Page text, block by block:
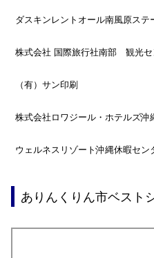
ダスキンレントオール南風原ステ
株式会社 国際旅行社南部 観光セ
（有）サン印刷
株式会社ロワジール・ホテルズ沖
ウェルネスリゾート沖縄休暇セ
ありんくりん市ベスト